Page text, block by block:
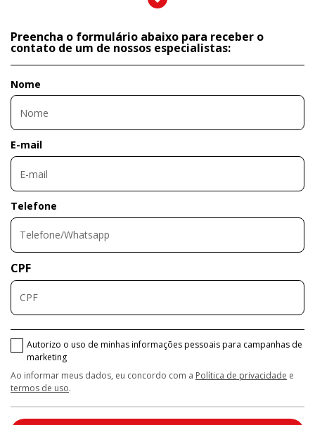
Preencha o formulário abaixo para receber o
contato de um de nossos especialistas:
Nome
E-mail
Telefone
CPF
Autorizo o uso de minhas informações pessoais para campanhas de
marketing
Ao informar meus dados, eu concordo com a Política de privacidade e
termos de uso.